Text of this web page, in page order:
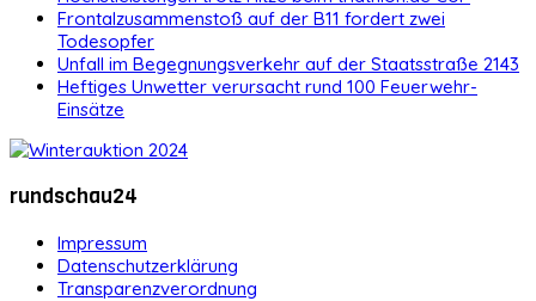
Frontalzusammenstoß auf der B11 fordert zwei
Todesopfer
Unfall im Begegnungsverkehr auf der Staatsstraße 2143
Heftiges Unwetter verursacht rund 100 Feuerwehr-
Einsätze
rundschau24
Impressum
Datenschutzerklärung
Transparenzverordnung